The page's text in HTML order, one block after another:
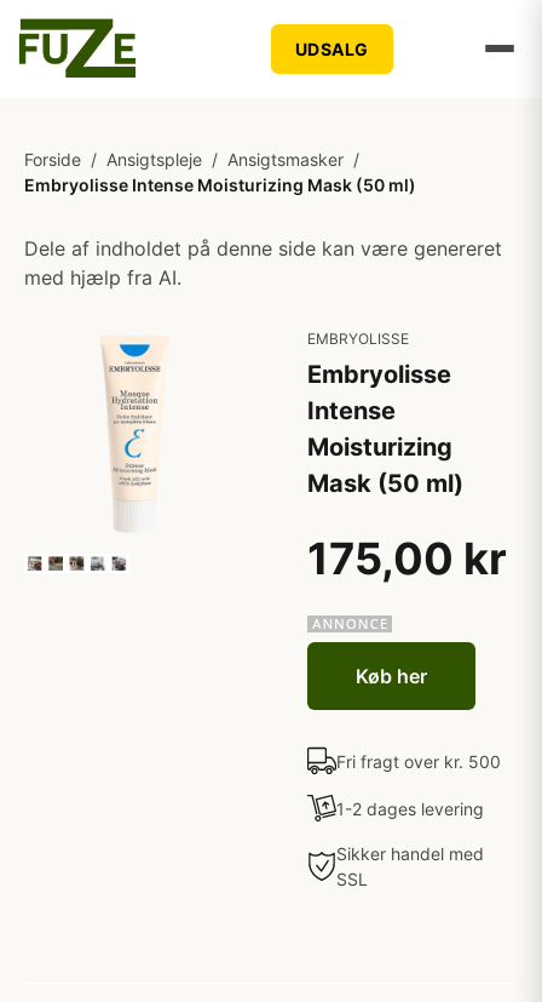
UDSALG
Forside / Ansigtspleje / Ansigtsmasker /
Embryolisse Intense Moisturizing Mask (50 ml)
Dele af indholdet på denne side kan være genereret
med hjælp fra AI.
EMBRYOLISSE
Embryolisse
Intense
Moisturizing
Mask (50 ml)
175,00 kr
Køb her
Fri fragt over kr. 500
1-2 dages levering
Sikker handel med
SSL